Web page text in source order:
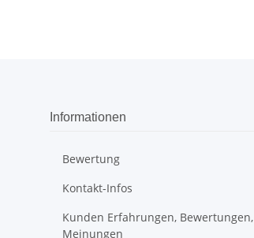
Informationen
Bewertung
Kontakt-Infos
Kunden Erfahrungen, Bewertungen,
Meinungen